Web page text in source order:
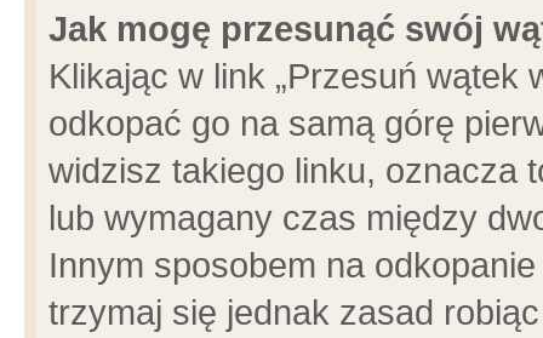
Jak mogę przesunąć swój
Klikając w link „Przesuń wątek
odkopać go na samą górę
widzisz takiego linku, oznacza
lub wymagany czas między
Innym sposobem na
trzymaj się jednak zasad